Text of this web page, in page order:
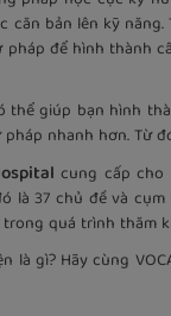
bản lên kỹ
để hình thành
giúp bạn hình
nhanh hơn. Từ
cung cấp cho
là 37 chủ đề và
quá trình thăm
là gì? Hãy cùng